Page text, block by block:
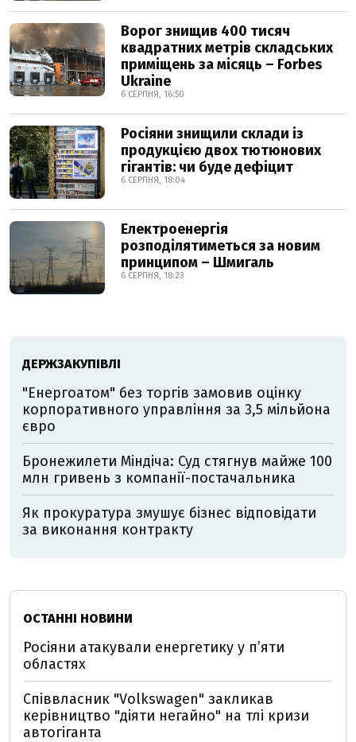
Ворог знищив 400 тисяч
квадратних метрів складських
приміщень за місяць – Forbes
Ukraine
6 СЕРПНЯ, 16:50
Росіяни знищили склади із
продукцією двох тютюнових
гігантів: чи буде дефіцит
6 СЕРПНЯ, 18:04
Електроенергія
розподілятиметься за новим
принципом – Шмигаль
6 СЕРПНЯ, 18:23
ДЕРЖЗАКУПІВЛІ
"Енергоатом" без торгів замовив оцінку
корпоративного управління за 3,5 мільйона
євро
Бронежилети Міндіча: Суд стягнув майже 100
млн гривень з компанії-постачальника
Як прокуратура змушує бізнес відповідати
за виконання контракту
ОСТАННІ НОВИНИ
Росіяни атакували енергетику у пʼяти
областях
Співвласник "Volkswagen" закликав
керівництво "діяти негайно" на тлі кризи
автогіганта